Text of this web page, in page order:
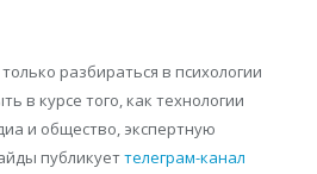
разбираться в психологии
в курсе того, как технологии
и общество, экспертную
публикуеттелеграм-канал